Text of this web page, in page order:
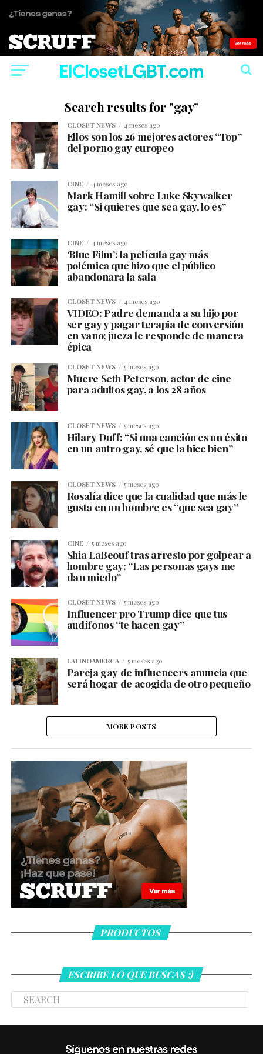
Search results for "gay"
CLOSET NEWS 4 meses ago
Ellos son los 26 mejores actores “Top”
del p0rno gay europeo
CINE 4 meses ago
Mark Hamill sobre Luke Skywalker
gay: “Si quieres que sea gay, lo es”
CINE 4 meses ago
‘Blue Film’: la película gay más
polémica que hizo que el público
abandonara la sala
CLOSET NEWS 4 meses ago
VIDEO: Padre demanda a su hijo por
ser gay y pagar terapia de conversión
en vano; jueza le responde de manera
épica
CLOSET NEWS 5 meses ago
Muere Seth Peterson, actor de cine
para adultos gay, a los 28 años
CLOSET NEWS 5 meses ago
Hilary Duff: “Si una canción es un éxito
en un antro gay, sé que la hice bien”
CLOSET NEWS 5 meses ago
Rosalía dice que la cualidad que más le
gusta en un hombre es “que sea gay”
CINE 5 meses ago
Shia LaBeouf tras arresto por golpear a
hombre gay: “Las personas gays me
dan miedo”
CLOSET NEWS 5 meses ago
Influencer pro Trump dice que tus
audífonos “te hacen gay”
LATINOAMÉRCA 5 meses ago
Pareja gay de influencers anuncia que
será hogar de acogida de otro pequeño
MORE POSTS
PRODUCTOS
ESCRIBE LO QUE BUSCAS ;)